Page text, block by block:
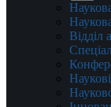
Відділ